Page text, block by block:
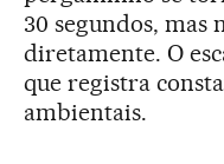
30 segundos, mas
diretamente. O
que registra
ambientais.